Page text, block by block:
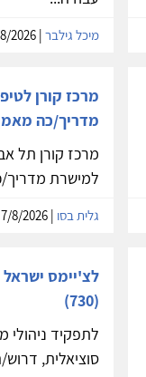
מיכל גילבר| 8/8/2026
מרכז קורן
מדריך/כה
מרכז קורן תל
למישרת מדריך/
גלית בסו
לצ'יימס ישראל
(730)
לתפקיד ניהולי
סוציאלית,